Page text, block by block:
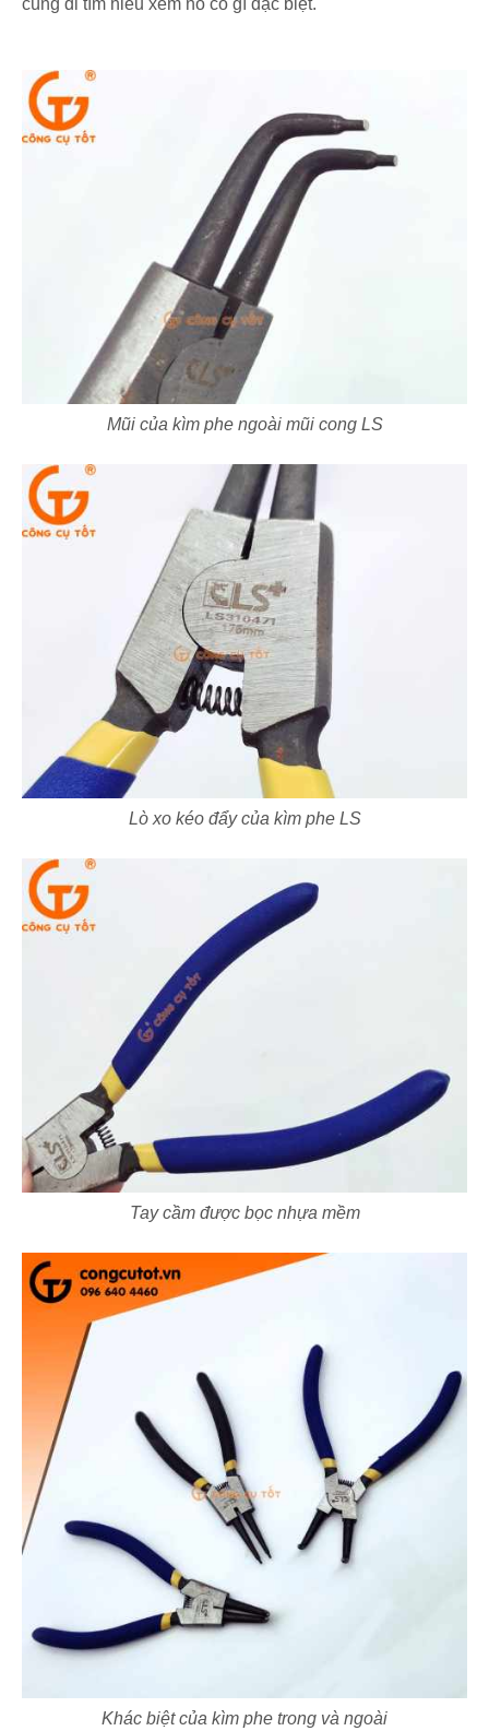
cùng đi tìm hiểu xem nó có gì đặc biệt.
Mũi của kìm phe ngoài mũi cong LS
Lò xo kéo đẩy của kìm phe LS
Tay cầm được bọc nhựa mềm
Khác biệt của kìm phe trong và ngoài